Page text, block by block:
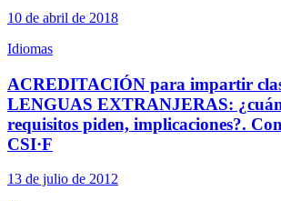
10 de abril de 2018
Idiomas
ACREDITACIÓN para impartir
LENGUAS EXTRANJERAS:
requisitos piden, implicaciones?.
CSI·F
13 de julio de 2012